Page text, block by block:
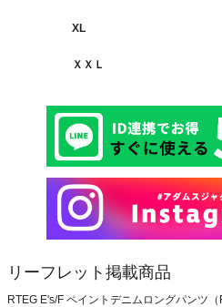
XL
ＸＸＬ
リーフレット掲載商品
RTEG E's/F ペイントデニムロングパンツ（